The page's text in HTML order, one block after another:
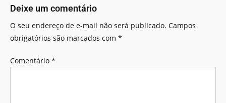
Deixe um comentário
O seu endereço de e-mail não será publicado. Campos
obrigatórios são marcados com *
Comentário *